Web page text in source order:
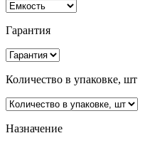
Гарантия
Количество в упаковке, шт
Назначение